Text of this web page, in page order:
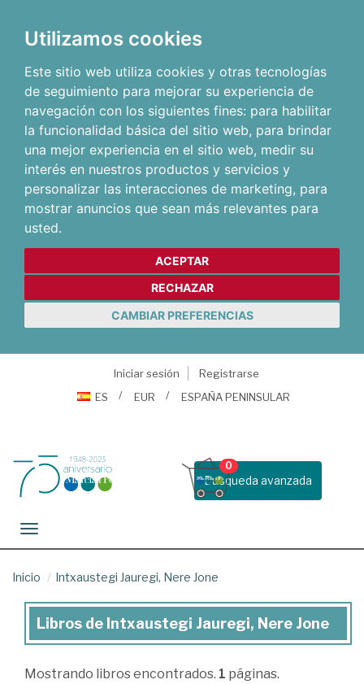
Utilizamos cookies
Este sitio web utiliza cookies y otras tecnologías
de seguimiento para mejorar su experiencia de
navegación con los siguientes fines: para habilitar
la funcionalidad básica del sitio web, para brindar
una mejor experiencia en el sitio web, medir su
interés en nuestros productos y servicios y
personalizar las interacciones de marketing, para
mostrar anuncios que sean más relevantes para
usted.
ACEPTAR
RECHAZAR
CAMBIAR PREFERENCIAS
Iniciar sesión
Registrarse
ES
EUR ESPAÑA PENINSULAR
Busqueda avanzada
0
Toggle navigation
Inicio Intxaustegi Jauregi, Nere Jone
Libros
Libros de Intxaustegi Jauregi, Nere Jone
Mostrando libros encontrados. 1 páginas.